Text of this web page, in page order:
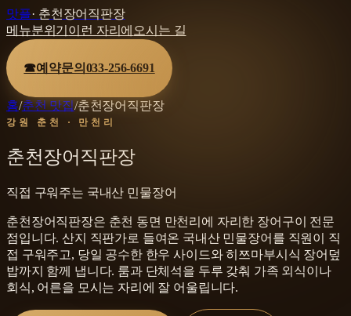
맛플· 춘천장어직판장
메뉴분위기 이런 자리에 오시는 길
☎예약문의 033-256-6691
홈/춘천 맛집/춘천장어직판장
강원 춘천 · 만천리
춘천장어직판장
직접 구워주는 국내산 민물장어
춘천장어직판장은 춘천 동면 만천리에 자리한 장어구이 전문
점입니다. 산지 직판가로 들여온 국내산 민물장어를 직원이 직
접 구워주고, 당일 공수한 한우 사이드와 히쯔마부시식 장어덮
밥까지 함께 냅니다. 룸과 단체석을 두루 갖춰 가족 외식이나
회식, 어른을 모시는 자리에 잘 어울립니다.